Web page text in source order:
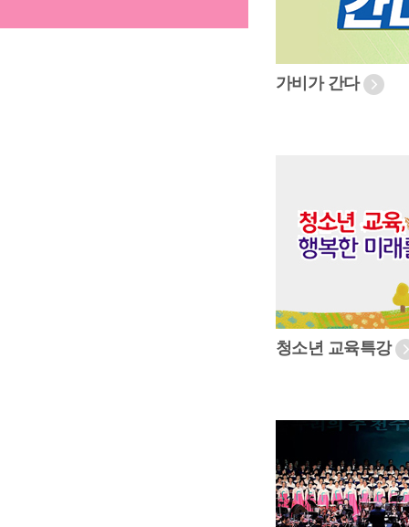
가비가 간다
청소년 교육특강